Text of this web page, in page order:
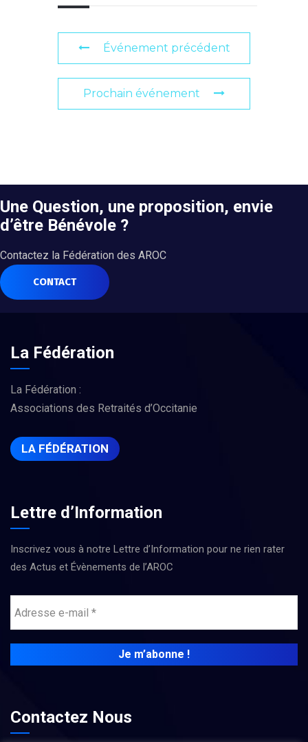
Événement précédent
Prochain événement
Une Question, une proposition, envie
d’être Bénévole ?
Contactez la Fédération des AROC
CONTACT
La Fédération
La Fédération :
Associations des Retraités d’Occitanie
LA FÉDÉRATION
Lettre d’Information
Inscrivez vous à notre Lettre d’Information pour ne rien rater
des Actus et Évènements de l’AROC
Contactez Nous